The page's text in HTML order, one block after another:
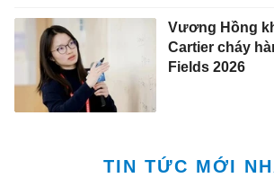
Vương Hồng
Cartier cháy
Fields 2026
TIN TỨC MỚI